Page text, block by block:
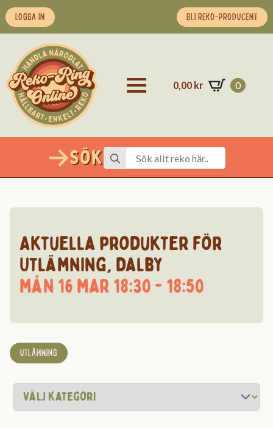
LOGGA IN BLI REKO-PRODUCENT
0,00 kr 0
Sök Search
for:
Aktuella produkter för
Utlämning, Dalby
mån 16 mar 18:30 - 18:50
UTLÄMNING